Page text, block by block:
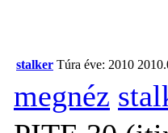
stalker Túra éve: 2010
megnéz